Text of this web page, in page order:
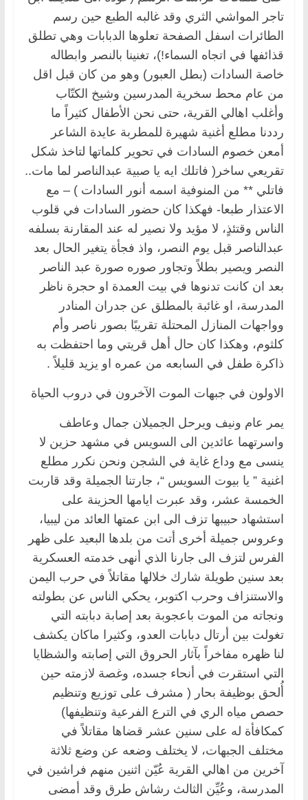
تاجر المواشي الثري وقد غالبه الطبع حين رسم
الطائرات اسفل الصفحة تعلوها الدبابات وهي تطلق
قذائفها في اتجاه السماء!)، تغنينا بالنصر وابطاله
خاصة السادات (بطل العبور) وهو من كان قبل اقل
من عام محط سخرية المدرسين وشيخ الكتّاب
وأغلب اهالي القرية، حتى نحن الأطفال كثيراً ما
رددنا مطلع أغنية شهيرة للمطربة عايدة الشاعر
أمعن خصوم السادات في تحوير كلماتها لتاخذ شكل
تقريعي ساخر( فاتلك ايه يا صبية عبدالناصر لما مات..
فاتلي ** من المنوفية اسمه أنور السادات ) – مع
الاعتذار طبعا- فهكذا كان حضور السادات في قلوب
الناس وقتئذٍ، لا مؤيد ولا نصير له عند المقارنة بسلفه
عبدالناصر قبل يوم النصر، واذ فجأة يتغير الحال بعد
النصر ويصير بطلاً وتجاور صوره صورة عبد الناصر
بعد ان كانت تدنوها في بيت العمدة او حجرة ناظر
المدرسة، او غائبة بالمطلق عن جدران المنادر
وواجهات المنازل المحتلة تقريبًا بصور ناصر وأم
كلثوم، وهكذا كان حال أهل قريتي وما احتفظت به
ذاكرة طفل في السابعه من عمره او يزيد قليلاً .
الاولون في جبهات الموت الآخرون في دروب الحياة
يمر عام ونيف ويرحل الجميلان جمال وعاطف
واسرتهما عائدين الى السويس في مشهد حزين لا
ينسى مع وداع غاية في الشجن ونحن نكرر مطلع
اغنية ” يا بيوت السويس “، جارتنا الجميلة وقد قاربت
الخمسة عشر، وقد عبرت ايامها الحزينة على
استشهاد حبيبها تزف الى ابن عمتها العائد من ليبيا،
وعروس جميلة أخرى أتت من بلدها البعيد على ظهر
الفرس لتزف الى جارنا الذي أنهى خدمته العسكرية
بعد سنين طويلة شارك خلالها مقاتلاً في حرب اليمن
والاستنزاف وحرب اكتوبر، يحكي الناس عن بطولته
ونجاته من الموت باعجوبة بعد إصابة دبابته التي
تغولت بين أرتال دبابات العدو، وكثيرا ماكان يكشف
لنا ظهره مفاخراً بآثار الحروق التي إصابته والشظايا
التي استقرت في أنحاء جسده، وغصة لازمته حين
أُلحق بوظيفة بحار ( مشرف على توزيع وتنظيم
حصص مياه الري في الترع الفرعية وتنظيفها)
كمكافأة له على سنين عشر قضاها مقاتلاً في
مختلف الجبهات، لا يختلف وضعه عن وضع ثلاثة
آخرين من اهالي القرية عُيّن اثنين منهم فراشين في
المدرسة، وعُيِّن الثالث رشاش طرق وقد أمضى